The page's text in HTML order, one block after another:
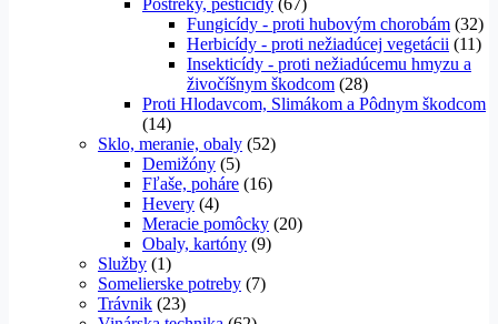
Postreky, pesticídy (67)
Fungicídy - proti hubovým chorobám (32)
Herbicídy - proti nežiadúcej vegetácii (11)
Insekticídy - proti nežiadúcemu hmyzu a
živočíšnym škodcom (28)
Proti Hlodavcom, Slimákom a Pôdnym škodcom
(14)
Sklo, meranie, obaly (52)
Demižóny (5)
Fľaše, poháre (16)
Hevery (4)
Meracie pomôcky (20)
Obaly, kartóny (9)
Služby (1)
Somelierske potreby (7)
Trávnik (23)